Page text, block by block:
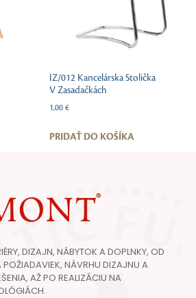
IZ/012 Kancelárska Stolička
V Zasadačkách
1,00 €
PRIDAŤ DO KOŠÍKA
DIZAJN, NÁBYTOK A DOPLNKY, OD
POŽIADAVIEK, NÁVRHU DIZAJNU A
AŽ PO REALIZÁCIU NA